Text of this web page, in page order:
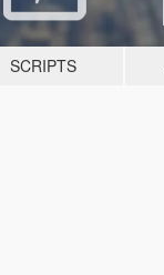
SCRIPTS